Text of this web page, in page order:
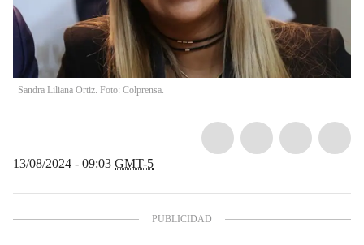
Sandra Liliana Ortiz. Foto: Colprensa.
13/08/2024 - 09:03 GMT-5